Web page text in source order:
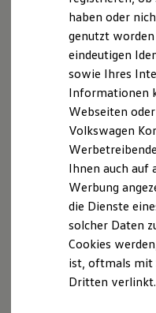
R-Modelle
R
Driving
Volkswagen
Lifestyle Shop
T-Roc
Golf
ID.
R-
GTI
Fußball
we drive football
#wedriveproud
Besitzer und Service
Software
Service und
Eine diesbezügliche
Zeitpunkt der
Rechtsverletzung
entsprechenden
diese Inhalte
Haftung für Links
Unser Angebot
Dritter, auf deren
Deshalb können wir
keine Gewähr
verlinkten Seiten ist
Betreiber der Seiten
Seiten wurden zum
mögliche
haben oder
genutzt
eindeutigen
sowie Ihres
Informationen
Webseiten
Volkswagen
Ihnen auch auf
Werbung
die Dienste
solcher Daten
Cookies
ist, oftmals mit
Dritten verlinkt.